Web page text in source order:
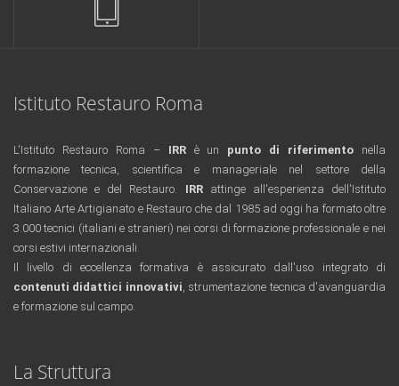
Istituto Restauro Roma
L'Istituto Restauro Roma – IRRè un punto di riferimento nella
formazione tecnica, scientifica e manageriale nel settore della
Conservazione e del Restauro. IRRattinge all'esperienza dell'Istituto
Italiano Arte Artigianato e Restauro che dal 1985 ad oggi ha formato oltre
3.000 tecnici (italiani e stranieri) nei corsi di formazione professionale e nei
corsi estivi internazionali.
Il livello di eccellenza formativa è assicurato dall'uso integrato di
contenuti didattici innovativi, strumentazione tecnica d'avanguardia
e formazione sul campo.
La Struttura